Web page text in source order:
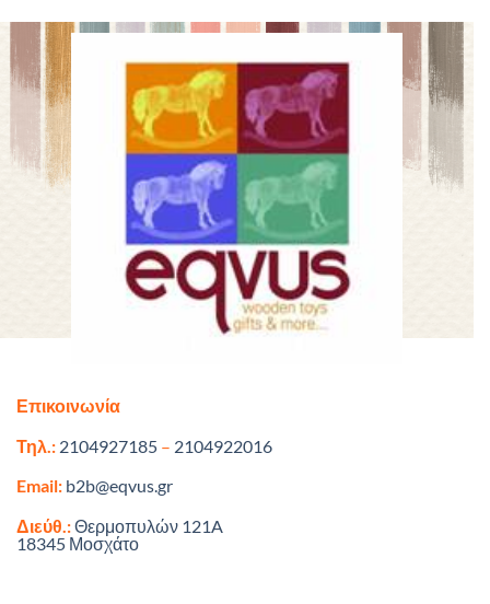
Επικοινωνία
Τηλ.: 2104927185 – 2104922016
Email: b2b@eqvus.gr
Διεύθ.:Θερμοπυλών 121A
18345 Μοσχάτο